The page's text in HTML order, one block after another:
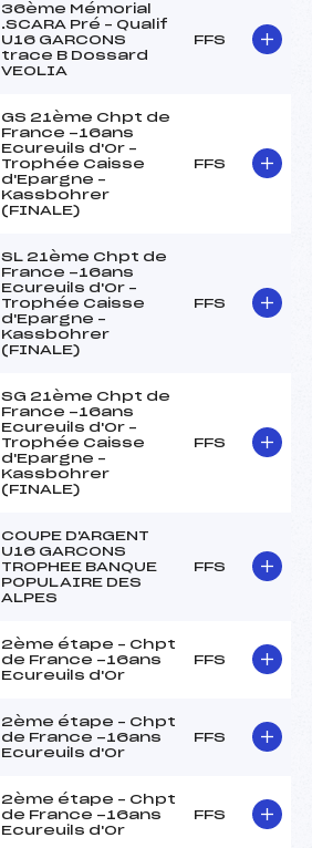
36ème Mémorial
.SCARA Pré – Qualif
U16 GARCONS
trace B Dossard
VEOLIA
FFS
GS 21ème Chpt de
France -16ans
Ecureuils d'Or –
Trophée Caisse
d'Epargne –
Kassbohrer
(FINALE)
FFS
SL 21ème Chpt de
France -16ans
Ecureuils d'Or –
Trophée Caisse
d'Epargne –
Kassbohrer
(FINALE)
FFS
SG 21ème Chpt de
France -16ans
Ecureuils d'Or –
Trophée Caisse
d'Epargne –
Kassbohrer
(FINALE)
FFS
COUPE D'ARGENT
U16 GARCONS
TROPHEE BANQUE
POPULAIRE DES
ALPES
FFS
2ème étape – Chpt
de France -16ans
Ecureuils d'Or
FFS
2ème étape – Chpt
de France -16ans
Ecureuils d'Or
FFS
2ème étape – Chpt
de France -16ans
Ecureuils d'Or
FFS